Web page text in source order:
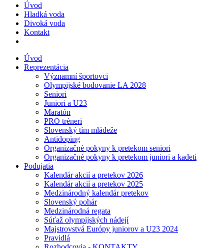
Úvod
Hladká voda
Divoká voda
Kontakt
Úvod
Reprezentácia
Významní športovci
Olympijské bodovanie LA 2028
Seniori
Juniori a U23
Maratón
PRO tréneri
Slovenský tím mládeže
Antidoping
Organizačné pokyny k pretekom seniori
Organizačné pokyny k pretekom juniori a kadeti
Podujatia
Kalendár akcií a pretekov 2026
Kalendár akcií a pretekov 2025
Medzinárodný kalendár pretekov
Slovenský pohár
Medzinárodná regata
Súťaž olympijských nádejí
Majstrovstvá Európy juniorov a U23 2024
Pravidlá